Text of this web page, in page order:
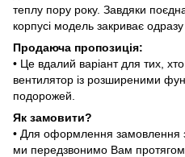
теплу пору року. Завдяки
корпусі модель закриває
Продаюча пропозиція:
• Це вдалий варіант для тих,
вентилятор із розширеними
подорожей.
Як замовити?
• Для оформлення замовлення
ми передзвонимо Вам